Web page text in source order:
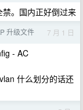
。国内正好倒过来
升级文件 7 月 1 日
- AC
什么划分的话还